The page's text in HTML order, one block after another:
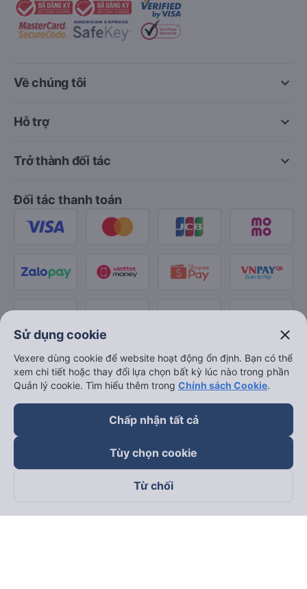
keyboard_arrow_down
Về chúng tôi
keyboard_arrow_down
Hỗ trợ
keyboard_arrow_down
Trở thành đối tác
Đối tác thanh toán
Theo dõi chúng tôi trên
Sử dụng cookie close
Vexere dùng cookie để website hoạt động ổn định. Bạn có thể
xem chi tiết hoặc thay đổi lựa chọn bất kỳ lúc nào trong phần
Quản lý cookie. Tìm hiểu thêm trong Chính sách Cookie.
Chấp nhận tất cả
Tùy chọn cookie
Từ chối